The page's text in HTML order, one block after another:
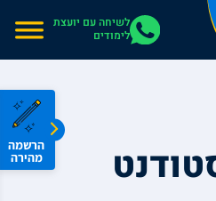
הרשמה
מהירה
לשיחה עם יועצת
לימודים